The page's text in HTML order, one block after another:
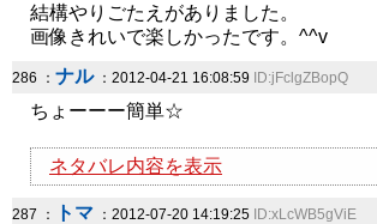
結構やりごたえがありました。
画像きれいで楽しかったです。^^v
286 ： ナル：2012-04-21 16:08:59 ID:jFclgZBopQ
ちょーーー簡単☆
ネタバレ内容を表示
287 ： トマ ：2012-07-20 14:19:25 ID:xLcWB5gViE